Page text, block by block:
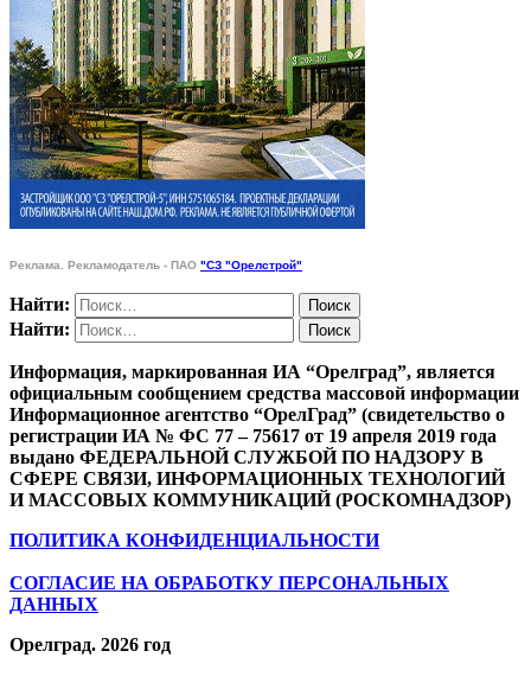
Реклама. Рекламодатель - ПАО "СЗ "Орелстрой"
Найти:
Найти:
Информация, маркированная ИА “Орелград”, является
официальным сообщением средства массовой информации
Информационное агентство “ОрелГрад” (свидетельство о
регистрации ИА № ФС 77 – 75617 от 19 апреля 2019 года
выдано ФЕДЕРАЛЬНОЙ СЛУЖБОЙ ПО НАДЗОРУ В
СФЕРЕ СВЯЗИ, ИНФОРМАЦИОННЫХ ТЕХНОЛОГИЙ
И МАССОВЫХ КОММУНИКАЦИЙ (РОСКОМНАДЗОР)
ПОЛИТИКА КОНФИДЕНЦИАЛЬНОСТИ
СОГЛАСИЕ НА ОБРАБОТКУ ПЕРСОНАЛЬНЫХ
ДАННЫХ
Орелград. 2026 год